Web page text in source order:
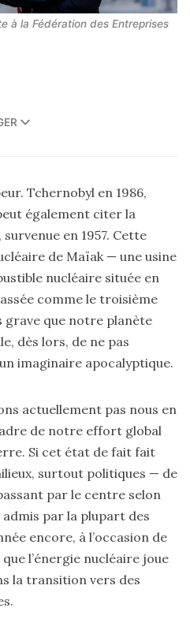
à la Fédération des Entreprises
Tchernobyl en 1986,
également citer la
en 1957. Cette
de Maïak — une usine
nucléaire située en
comme le troisième
grave que notre planète
dès lors, de ne pas
imaginaire apocalyptique.
actuellement pas nous en
de notre effort global
Si cet état de fait fait
surtout politiques — de
par le centre selon
par la plupart des
encore, à l’occasion de
l’énergie nucléaire joue
la transition vers des